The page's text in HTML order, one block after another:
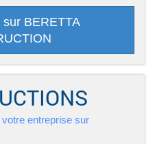
BERETTA
entreprise sur